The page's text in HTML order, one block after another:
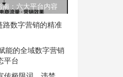
：六大平台内容
路数字营销的精准
能的全域数字营销
平台